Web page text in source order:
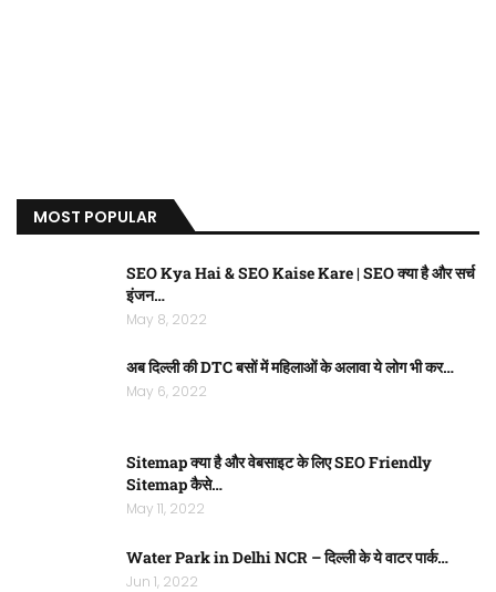
MOST POPULAR
SEO Kya Hai & SEO Kaise Kare | SEO क्या है और सर्च
इंजन…
May 8, 2022
अब दिल्ली की DTC बसों में महिलाओं के अलावा ये लोग भी कर…
May 6, 2022
Sitemap क्या है और वेबसाइट के लिए SEO Friendly
Sitemap कैसे…
May 11, 2022
Water Park in Delhi NCR – दिल्ली के ये वाटर पार्क…
Jun 1, 2022